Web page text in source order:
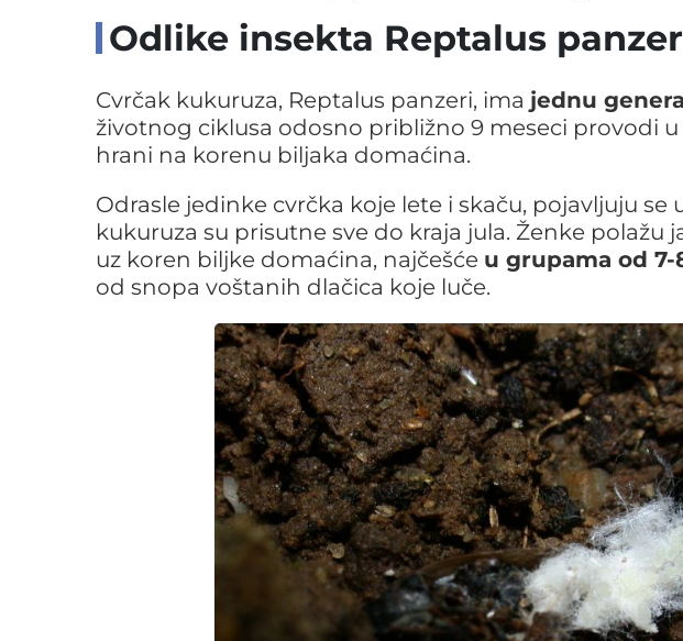
Odlike insekta Reptalus
Cvrčak kukuruza, Reptalus panzeri, ima jednu
životnog ciklusa odosno približno 9 meseci provodi
hrani na korenu biljaka domaćina.
Odrasle jedinke cvrčka koje lete i skaču, pojavljuju se
kukuruza su prisutne sve do kraja jula. Ženke polažu
uz koren biljke domaćina, najčešće u grupama od 7-
od snopa voštanih dlačica koje luče.